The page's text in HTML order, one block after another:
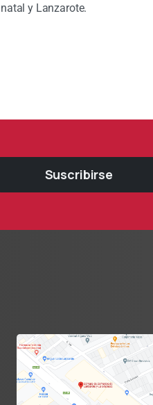
y Lanzarote.
Suscribirse